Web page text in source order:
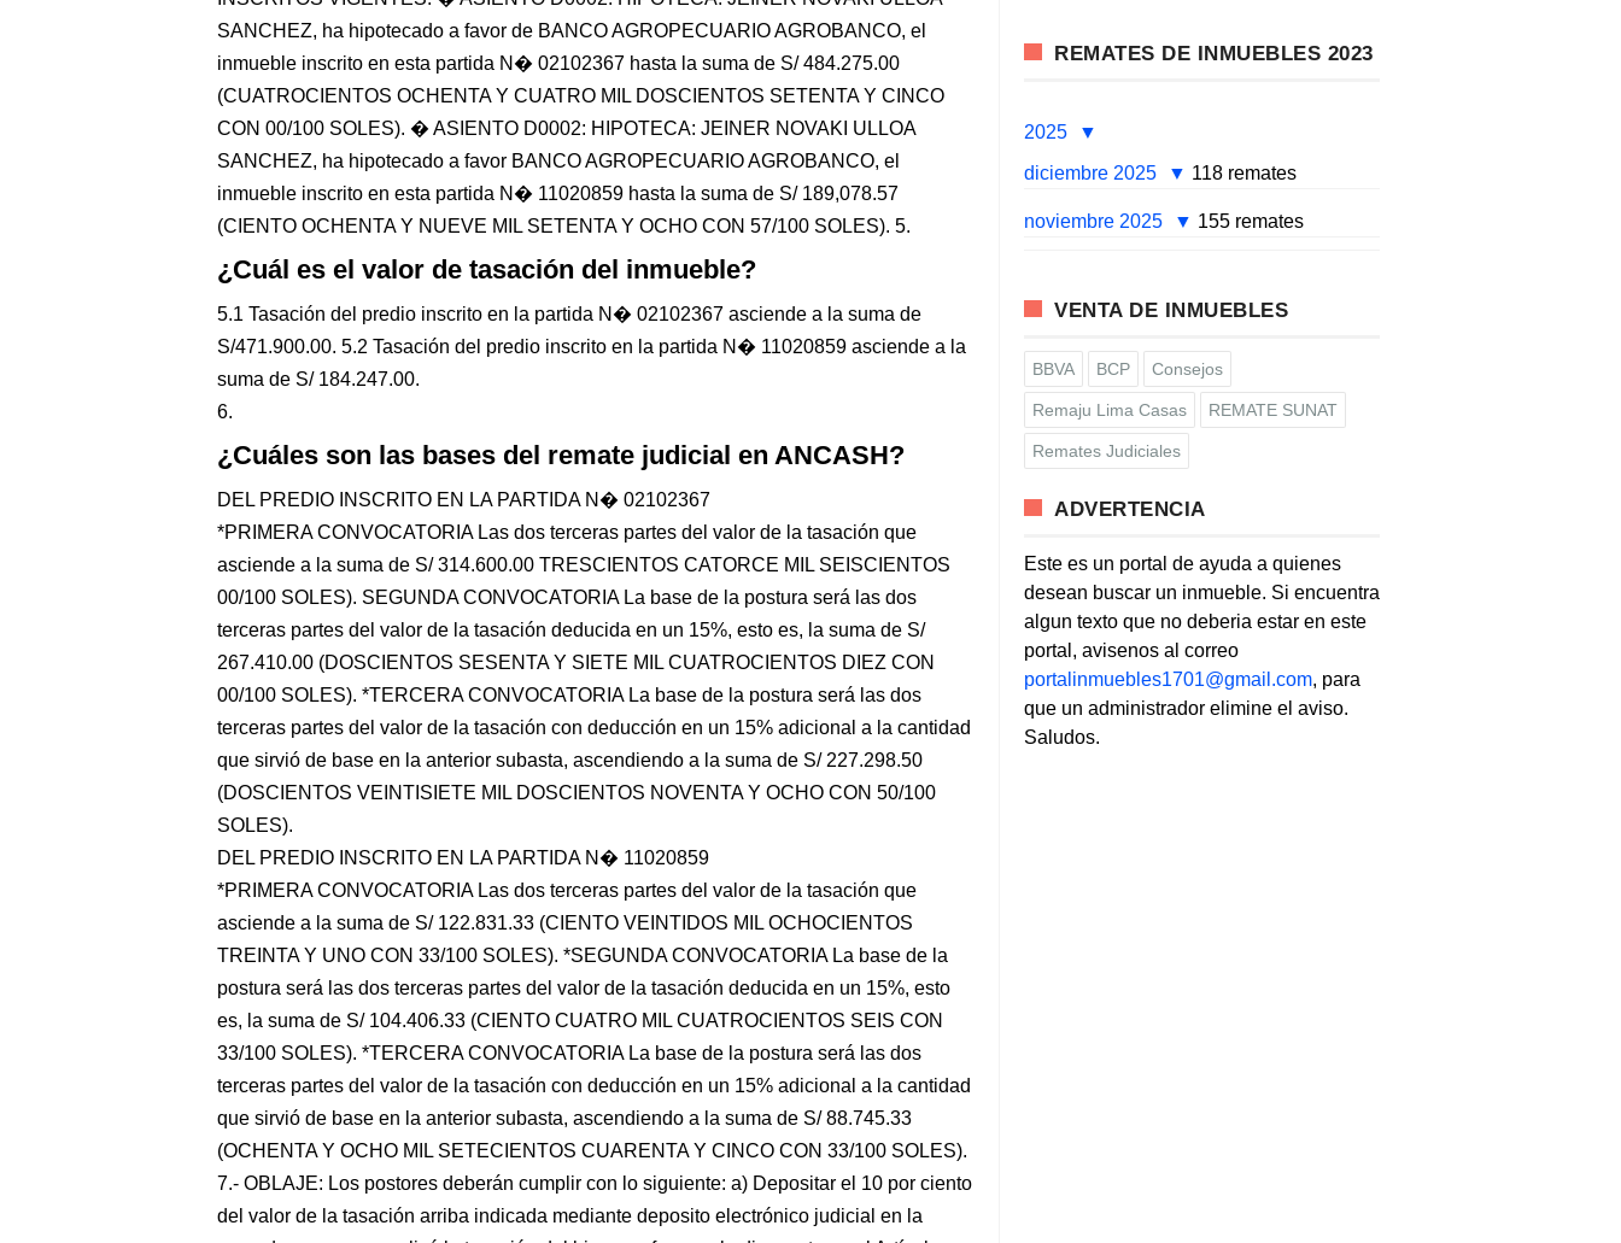
SANCHEZ, ha hipotecado a favor de BANCO AGROPECUARIO AGROBANCO, el
inmueble inscrito en esta partida N� 02102367 hasta la suma de S/ 484.275.00
(CUATROCIENTOS OCHENTA Y CUATRO MIL DOSCIENTOS SETENTA Y CINCO
CON 00/100 SOLES). � ASIENTO D0002: HIPOTECA: JEINER NOVAKI ULLOA
SANCHEZ, ha hipotecado a favor BANCO AGROPECUARIO AGROBANCO, el
inmueble inscrito en esta partida N� 11020859 hasta la suma de S/ 189,078.57
(CIENTO OCHENTA Y NUEVE MIL SETENTA Y OCHO CON 57/100 SOLES). 5.
¿Cuál es el valor de tasación del inmueble?
5.1 Tasación del predio inscrito en la partida N� 02102367 asciende a la suma de
S/471.900.00. 5.2 Tasación del predio inscrito en la partida N� 11020859 asciende a la
suma de S/ 184.247.00.
6.
¿Cuáles son las bases del remate judicial en ANCASH?
DEL PREDIO INSCRITO EN LA PARTIDA N� 02102367
*PRIMERA CONVOCATORIA Las dos terceras partes del valor de la tasación que
asciende a la suma de S/ 314.600.00 TRESCIENTOS CATORCE MIL SEISCIENTOS
00/100 SOLES). SEGUNDA CONVOCATORIA La base de la postura será las dos
terceras partes del valor de la tasación deducida en un 15%, esto es, la suma de S/
267.410.00 (DOSCIENTOS SESENTA Y SIETE MIL CUATROCIENTOS DIEZ CON
00/100 SOLES). *TERCERA CONVOCATORIA La base de la postura será las dos
terceras partes del valor de la tasación con deducción en un 15% adicional a la cantidad
que sirvió de base en la anterior subasta, ascendiendo a la suma de S/ 227.298.50
(DOSCIENTOS VEINTISIETE MIL DOSCIENTOS NOVENTA Y OCHO CON 50/100
SOLES).
DEL PREDIO INSCRITO EN LA PARTIDA N� 11020859
*PRIMERA CONVOCATORIA Las dos terceras partes del valor de la tasación que
asciende a la suma de S/ 122.831.33 (CIENTO VEINTIDOS MIL OCHOCIENTOS
TREINTA Y UNO CON 33/100 SOLES). *SEGUNDA CONVOCATORIA La base de la
postura será las dos terceras partes del valor de la tasación deducida en un 15%, esto
es, la suma de S/ 104.406.33 (CIENTO CUATRO MIL CUATROCIENTOS SEIS CON
33/100 SOLES). *TERCERA CONVOCATORIA La base de la postura será las dos
terceras partes del valor de la tasación con deducción en un 15% adicional a la cantidad
que sirvió de base en la anterior subasta, ascendiendo a la suma de S/ 88.745.33
(OCHENTA Y OCHO MIL SETECIENTOS CUARENTA Y CINCO CON 33/100 SOLES).
7.- OBLAJE: Los postores deberán cumplir con lo siguiente: a) Depositar el 10 por ciento
del valor de la tasación arriba indicada mediante deposito electrónico judicial en la
REMATES DE INMUEBLES 2023
2025
diciembre 2025
118 remates
noviembre 2025 155 remates
VENTA DE INMUEBLES
BBVA BCP Consejos
Remaju Lima Casas REMATE SUNAT
Remates Judiciales
ADVERTENCIA
Este es un portal de ayuda a quienes
desean buscar un inmueble. Si encuentra
algun texto que no deberia estar en este
portal, avisenos al correo
portalinmuebles1701@gmail.com, para
que un administrador elimine el aviso.
Saludos.